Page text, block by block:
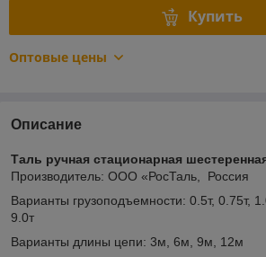
Купить
Оптовые цены
Описание
Таль ручная стационарная
Производитель: ООО «РосТаль, Россия
Варианты грузоподъемности: 0.5т, 0.75т,
9.0т
Варианты длины цепи: 3м, 6м, 9м, 12м